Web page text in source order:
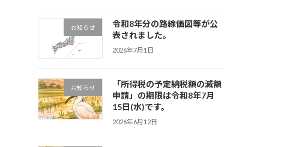
お知らせ
令和8年分の路線価図等が公
表されました。
2026年7月1日
お知らせ
「所得税の予定納税額の減額
申請」の期限は令和8年7月
15日(水)です。
2026年6月12日